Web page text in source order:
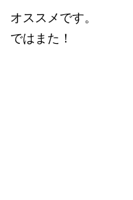
オススメです。
ではまた！